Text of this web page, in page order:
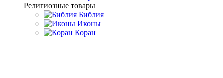
Религиозные товары
Библия
Иконы
Коран